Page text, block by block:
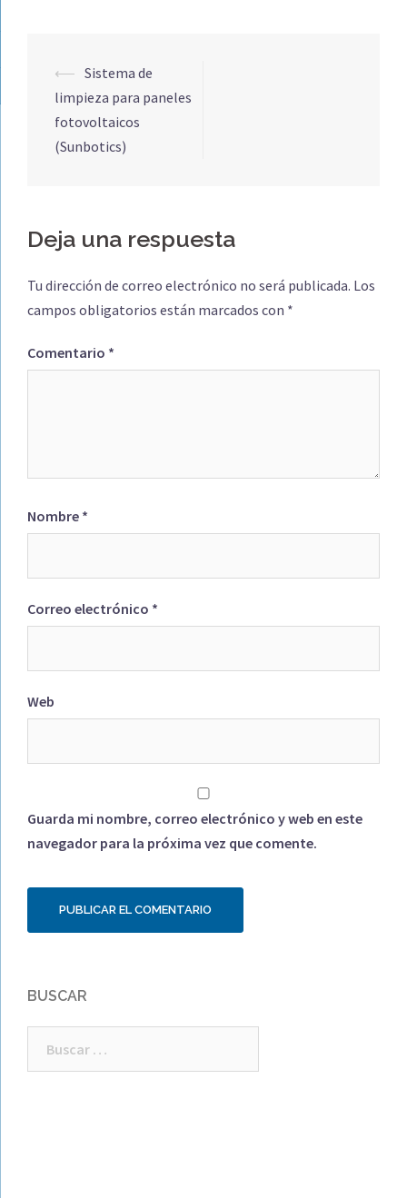
Navegación
de
entradas
⟵ Sistema de
limpieza para paneles
fotovoltaicos
(Sunbotics)
Deja una respuesta
Tu dirección de correo electrónico no será publicada. Los
campos obligatorios están marcados con *
Comentario *
Nombre *
Correo electrónico *
Web
Guarda mi nombre, correo electrónico y web en este
navegador para la próxima vez que comente.
BUSCAR